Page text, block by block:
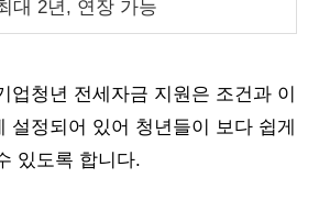
대 2년, 연장 가능
업청년 전세자금 지원은 조건과 이
설정되어 있어 청년들이 보다 쉽게
있도록 합니다.